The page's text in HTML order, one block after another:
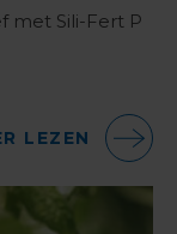
met Sili-Fert P
LEZEN